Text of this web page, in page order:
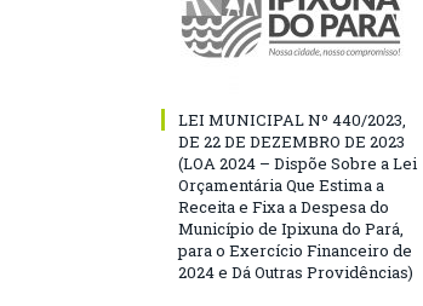
LEI MUNICIPAL Nº 440/2023,
DE 22 DE DEZEMBRO DE 2023
(LOA 2024 – Dispõe Sobre a Lei
Orçamentária Que Estima a
Receita e Fixa a Despesa do
Município de Ipixuna do Pará,
para o Exercício Financeiro de
2024 e Dá Outras Providências)